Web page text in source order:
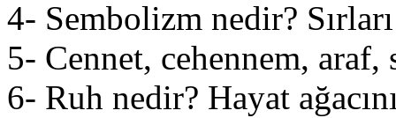
4- Sembolizm nedir?
5- Cennet, cehennem,
6- Ruh nedir? Hayat